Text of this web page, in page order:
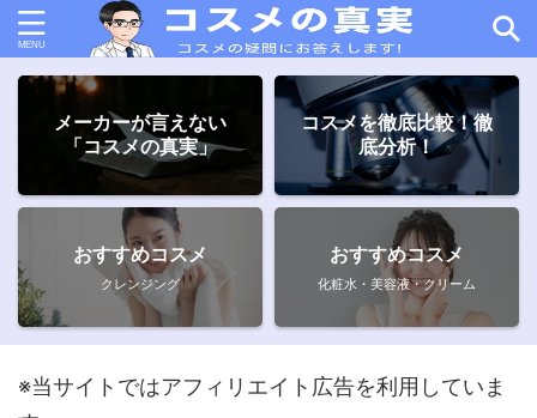
メーカーが言えない
「コスメの真実」
コスメを徹底比較！徹
底分析！
おすすめコスメ
クレンジング
おすすめコスメ
化粧水・美容液・クリーム
※当サイトではアフィリエイト広告を利用していま